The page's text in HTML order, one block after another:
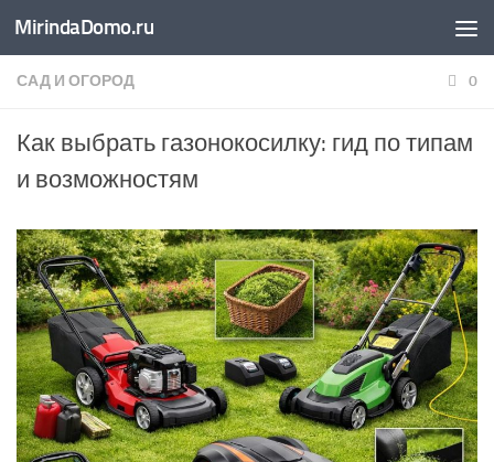
Перейти к содержимому
MirindaDomo.ru
САД И ОГОРОД 0
Как выбрать газонокосилку: гид по типам
и возможностям